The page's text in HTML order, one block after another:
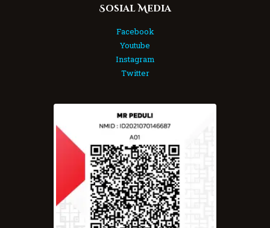
Sosial Media
Facebook
Youtube
Instagram
Twitter